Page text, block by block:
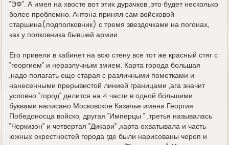
"ЭФ". А имея на хвосте вот этих дурачков ,это будет несколько
более проблемно. Антона принял сам войсковой
старшина(подполковник) с тремя звездочками на погонах,
как у полковника бывшей армии.
Его привели в кабинет на всю стену все тот же красный стяг с
"георгием" и неразлучным змием. Карта города большая
,надо полагать еще старая с различными пометками и
нанесенными прерывистой линией границами ,ага значит
условно "город" делится на 4 части в одной большими
буквами написано Московское Казачье имени Георгия
Победоносца войско, другая "Имперцы " ,третья называлась
"Черкизон" и четвертая "Дикари" ,карта охватывала и часть
южных окрестностей города где были нарисованы череп и